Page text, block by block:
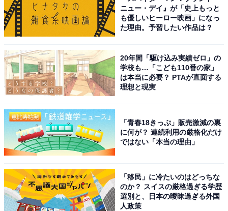
ニュー・デイ』が「史上もっと
も優しいヒーロー映画」になっ
た理由。予習したい作品は？
20年間「駆け込み実績ゼロ」の
学校も…「こども110番の家」
は本当に必要？ PTAが直面する
理想と現実
「青春18きっぷ」販売激減の裏
に何が？ 連続利用の厳格化だけ
ではない「本当の理由」
「移民」に冷たいのはどっちな
のか？ スイスの厳格過ぎる学歴
選別と、日本の曖昧過ぎる外国
人政策